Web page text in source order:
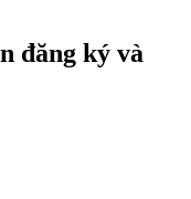
đăng ký và